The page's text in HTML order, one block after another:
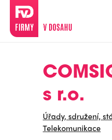
s r.o.
Úřady, sdružení,
Telekomunikace